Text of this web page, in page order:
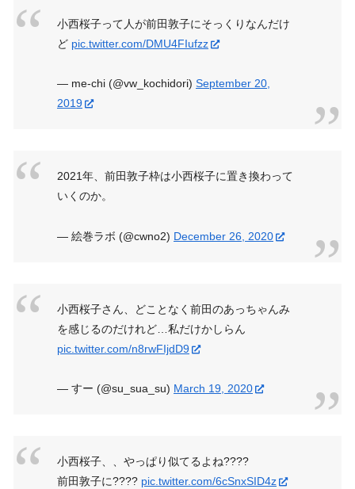
小西桜子って人が前田敦子にそっくりなんだけ
ど pic.twitter.com/DMU4FIufzz
— me-chi (@vw_kochidori) September 20,
2019
2021年、前田敦子枠は小西桜子に置き換わって
いくのか。
— 絵巻ラボ (@cwno2) December 26, 2020
小西桜子さん、どことなく前田のあっちゃんみ
を感じるのだけれど…私だけかしらん
pic.twitter.com/n8rwFIjdD9
— すー (@su_sua_su) March 19, 2020
小西桜子、、やっぱり似てるよね????
前田敦子に???? pic.twitter.com/6cSnxSID4z